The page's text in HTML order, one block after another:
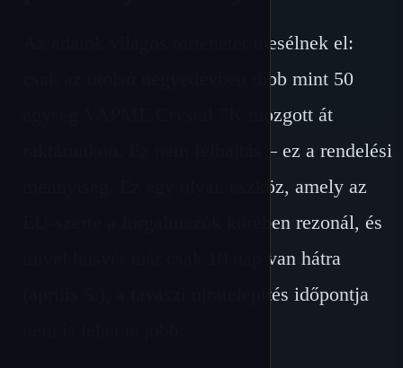
Az adatok világos történetet mesélnek el:
csak az utolsó negyedévben több mint 50
egység VAPME Crystal 7K mozgott át
raktárunkon. Ez nem felhajtás – ez a rendelési
mennyiség. Ez egy olyan eszköz, amely az
EU-szerte a forgalmazók körében rezonál, és
mivel húsvét már csak 10 nap van hátra
(április 5.), a tavaszi újratelepítés időpontja